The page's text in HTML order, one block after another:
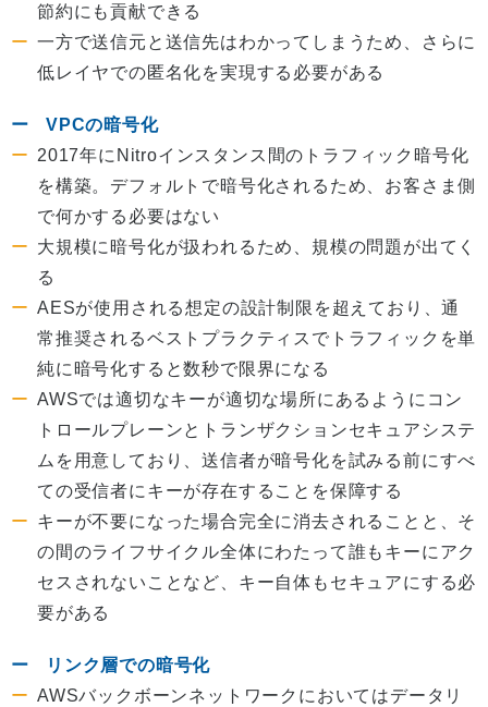
節約にも貢献できる
一方で送信元と送信先はわかってしまうため、さらに
低レイヤでの匿名化を実現する必要がある
VPCの暗号化
2017年にNitroインスタンス間のトラフィック暗号化
を構築。デフォルトで暗号化されるため、お客さま側
で何かする必要はない
大規模に暗号化が扱われるため、規模の問題が出てく
る
AESが使用される想定の設計制限を超えており、通
常推奨されるベストプラクティスでトラフィックを単
純に暗号化すると数秒で限界になる
AWSでは適切なキーが適切な場所にあるようにコン
トロールプレーンとトランザクションセキュアシステ
ムを用意しており、送信者が暗号化を試みる前にすべ
ての受信者にキーが存在することを保障する
キーが不要になった場合完全に消去されることと、そ
の間のライフサイクル全体にわたって誰もキーにアク
セスされないことなど、キー自体もセキュアにする必
要がある
リンク層での暗号化
AWSバックボーンネットワークにおいてはデータリ